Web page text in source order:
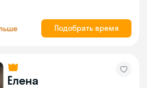
Подобрать время
Елена